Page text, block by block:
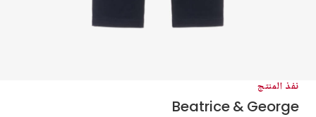
نفذ المنتج
Beatrice & George